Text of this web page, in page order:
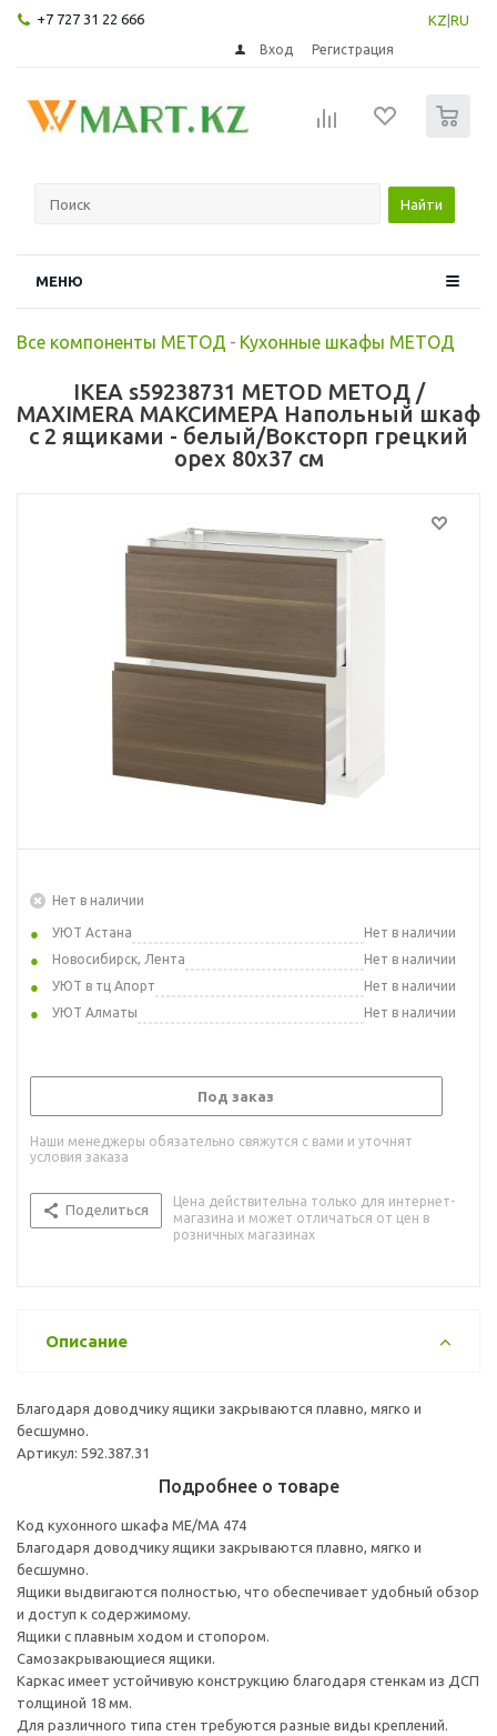
+7 727 31 22 666 KZ RU
Вход Регистрация
Найти
МЕНЮ
Все компоненты МЕТОД - Кухонные шкафы МЕТОД
IKEA s59238731 METOD МЕТОД /
MAXIMERA МАКСИМЕРА Напольный шкаф
с 2 ящиками - белый/Воксторп грецкий
орех 80x37 см
Нет в наличии
УЮТ Астана
Нет в наличии
Новосибирск, Лента
Нет в наличии
УЮТ в тц Апорт
Нет в наличии
УЮТ Алматы
Нет в наличии
Под заказ
Наши менеджеры обязательно свяжутся с вами и уточнят
условия заказа
Поделиться
Цена действительна только для интернет-
магазина и может отличаться от цен в
розничных магазинах
Описание
Благодаря доводчику ящики закрываются плавно, мягко и
бесшумно.
Артикул: 592.387.31
Подробнее о товаре
Код кухонного шкафа ME/MA 474
Благодаря доводчику ящики закрываются плавно, мягко и
бесшумно.
Ящики выдвигаются полностью, что обеспечивает удобный обзор
и доступ к содержимому.
Ящики с плавным ходом и стопором.
Самозакрывающиеся ящики.
Каркас имеет устойчивую конструкцию благодаря стенкам из ДСП
толщиной 18 мм.
Для различного типа стен требуются разные виды креплений.